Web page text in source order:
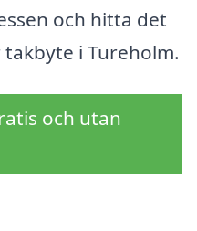
och hitta det
i Tureholm.
och utan